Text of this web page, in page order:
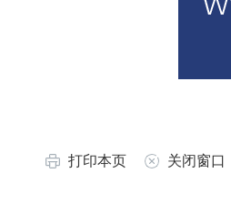
打印本页 关闭窗口